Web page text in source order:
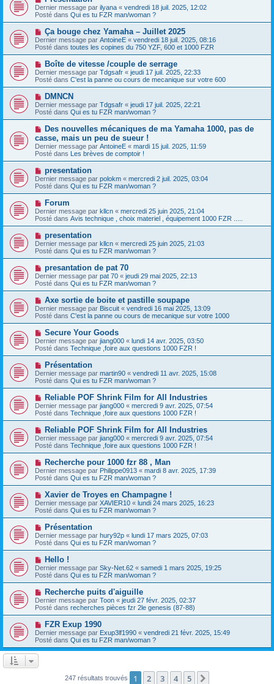
s
a
g
e
a
u
m
e
s
s
a
g
e
o
u
v
a
u
m
e
s
a
g
e
Dernier message par ilyana « vendredi 18 juil. 2025, 12:02
Posté dans Qui es tu FZR man/woman ?
N
o
u
v
e
a
u
m
e
s
a
g
e
Ça bouge chez Yamaha – Juillet 2025
Dernier message par AntoineE « vendredi 18 juil. 2025, 08:16
Posté dans toutes les copines du 750 YZF, 600 et 1000 FZR
N
o
u
v
e
a
u
m
e
s
a
g
e
Boîte de vitesse /couple de serrage
Dernier message par Tdgsafr « jeudi 17 juil. 2025, 22:33
Posté dans C'est la panne ou cours de mecanique sur votre 600
N
o
u
v
e
a
u
m
e
s
s
a
g
e
DMNCN
Dernier message par Tdgsafr « jeudi 17 juil. 2025, 22:21
Posté dans Qui es tu FZR man/woman ?
N
u
v
e
a
u
m
e
s
s
a
g
e
Des nouvelles mécaniques de ma Yamaha 1000, pas de
casse, mais un peu de sueur !
Dernier message par AntoineE « mardi 15 juil. 2025, 11:59
Posté dans Les brèves de comptoir !
N
o
u
v
e
a
u
m
e
s
s
a
g
presentation
Dernier message par polokm « mercredi 2 juil. 2025, 03:04
Posté dans Qui es tu FZR man/woman ?
N
o
u
v
u
m
e
s
s
a
g
Forum
Dernier message par kllcn « mercredi 25 juin 2025, 21:04
Posté dans Avis technique , choix materiel , équipement 1000 FZR .....
N
o
u
v
u
m
e
s
s
a
g
e
presentation
Dernier message par kllcn « mercredi 25 juin 2025, 21:03
Posté dans Qui es tu FZR man/woman ?
N
o
u
v
a
u
m
e
s
s
a
g
e
presantation de pat 70
Dernier message par pat 70 « jeudi 29 mai 2025, 22:13
Posté dans Qui es tu FZR man/woman ?
N
o
u
v
e
a
u
m
e
s
a
g
e
Axe sortie de boite et pastille soupape
Dernier message par Biscuit « vendredi 16 mai 2025, 13:09
Posté dans C'est la panne ou cours de mecanique sur votre 1000
N
o
u
v
e
a
u
m
e
s
a
g
e
Secure Your Goods
Dernier message par jiang000 « lundi 14 avr. 2025, 03:50
Posté dans Technique ,foire aux questions 1000 FZR !
N
o
u
v
e
a
u
m
e
s
a
g
e
Présentation
Dernier message par martin90 « vendredi 11 avr. 2025, 15:08
Posté dans Qui es tu FZR man/woman ?
N
o
u
v
e
a
u
m
e
s
a
g
e
Reliable POF Shrink Film for All Industries
Dernier message par jiang000 « mercredi 9 avr. 2025, 07:54
Posté dans Technique ,foire aux questions 1000 FZR !
N
o
u
v
e
a
u
m
e
s
s
a
g
e
Reliable POF Shrink Film for All Industries
Dernier message par jiang000 « mercredi 9 avr. 2025, 07:54
Posté dans Technique ,foire aux questions 1000 FZR !
N
o
u
v
e
a
u
m
e
s
a
g
e
Recherche pour 1000 fzr 88 , Man
Dernier message par Philippe0913 « mardi 8 avr. 2025, 17:39
Posté dans Qui es tu FZR man/woman ?
N
o
u
v
e
a
u
m
e
s
a
g
e
Xavier de Troyes en Champagne !
Dernier message par XAVIER10 « lundi 24 mars 2025, 16:23
Posté dans Qui es tu FZR man/woman ?
N
o
u
v
e
a
u
m
e
s
a
g
e
Présentation
Dernier message par hury92p « lundi 17 mars 2025, 07:03
Posté dans Qui es tu FZR man/woman ?
N
o
u
v
e
a
u
m
e
s
a
g
e
Hello !
Dernier message par Sky-Net.62 « samedi 1 mars 2025, 19:25
Posté dans Qui es tu FZR man/woman ?
N
o
u
v
e
a
u
m
e
Recherche puits d'aiguille
Dernier message par Toon « jeudi 27 févr. 2025, 02:37
Posté dans recherches pièces fzr 2le genesis (87-88)
N
o
u
v
e
FZR Exup 1990
Dernier message par Exup3lf1990 « vendredi 21 févr. 2025, 15:49
Posté dans Qui es tu FZR man/woman ?
247 résultats trouvés 1 2 3 4 5